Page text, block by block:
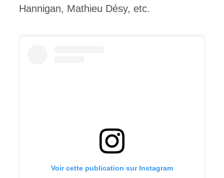
Hannigan, Mathieu Désy, etc.
Voir cette publication sur Instagram